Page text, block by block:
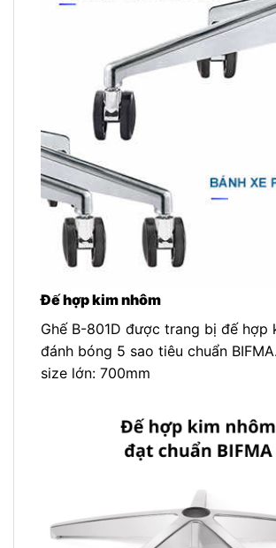
Đế hợp kim nhôm
Ghế B-801D được trang bị đế hợp
đánh bóng 5 sao tiêu chuẩn
size lớn: 700mm